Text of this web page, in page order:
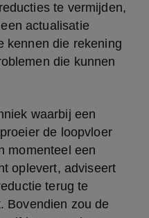
te vermijden,
actualisatie
kennen die rekening
die kunnen
waarbij een
de loopvloer
momenteel een
oplevert, adviseert
terug te
Bovendien zou de